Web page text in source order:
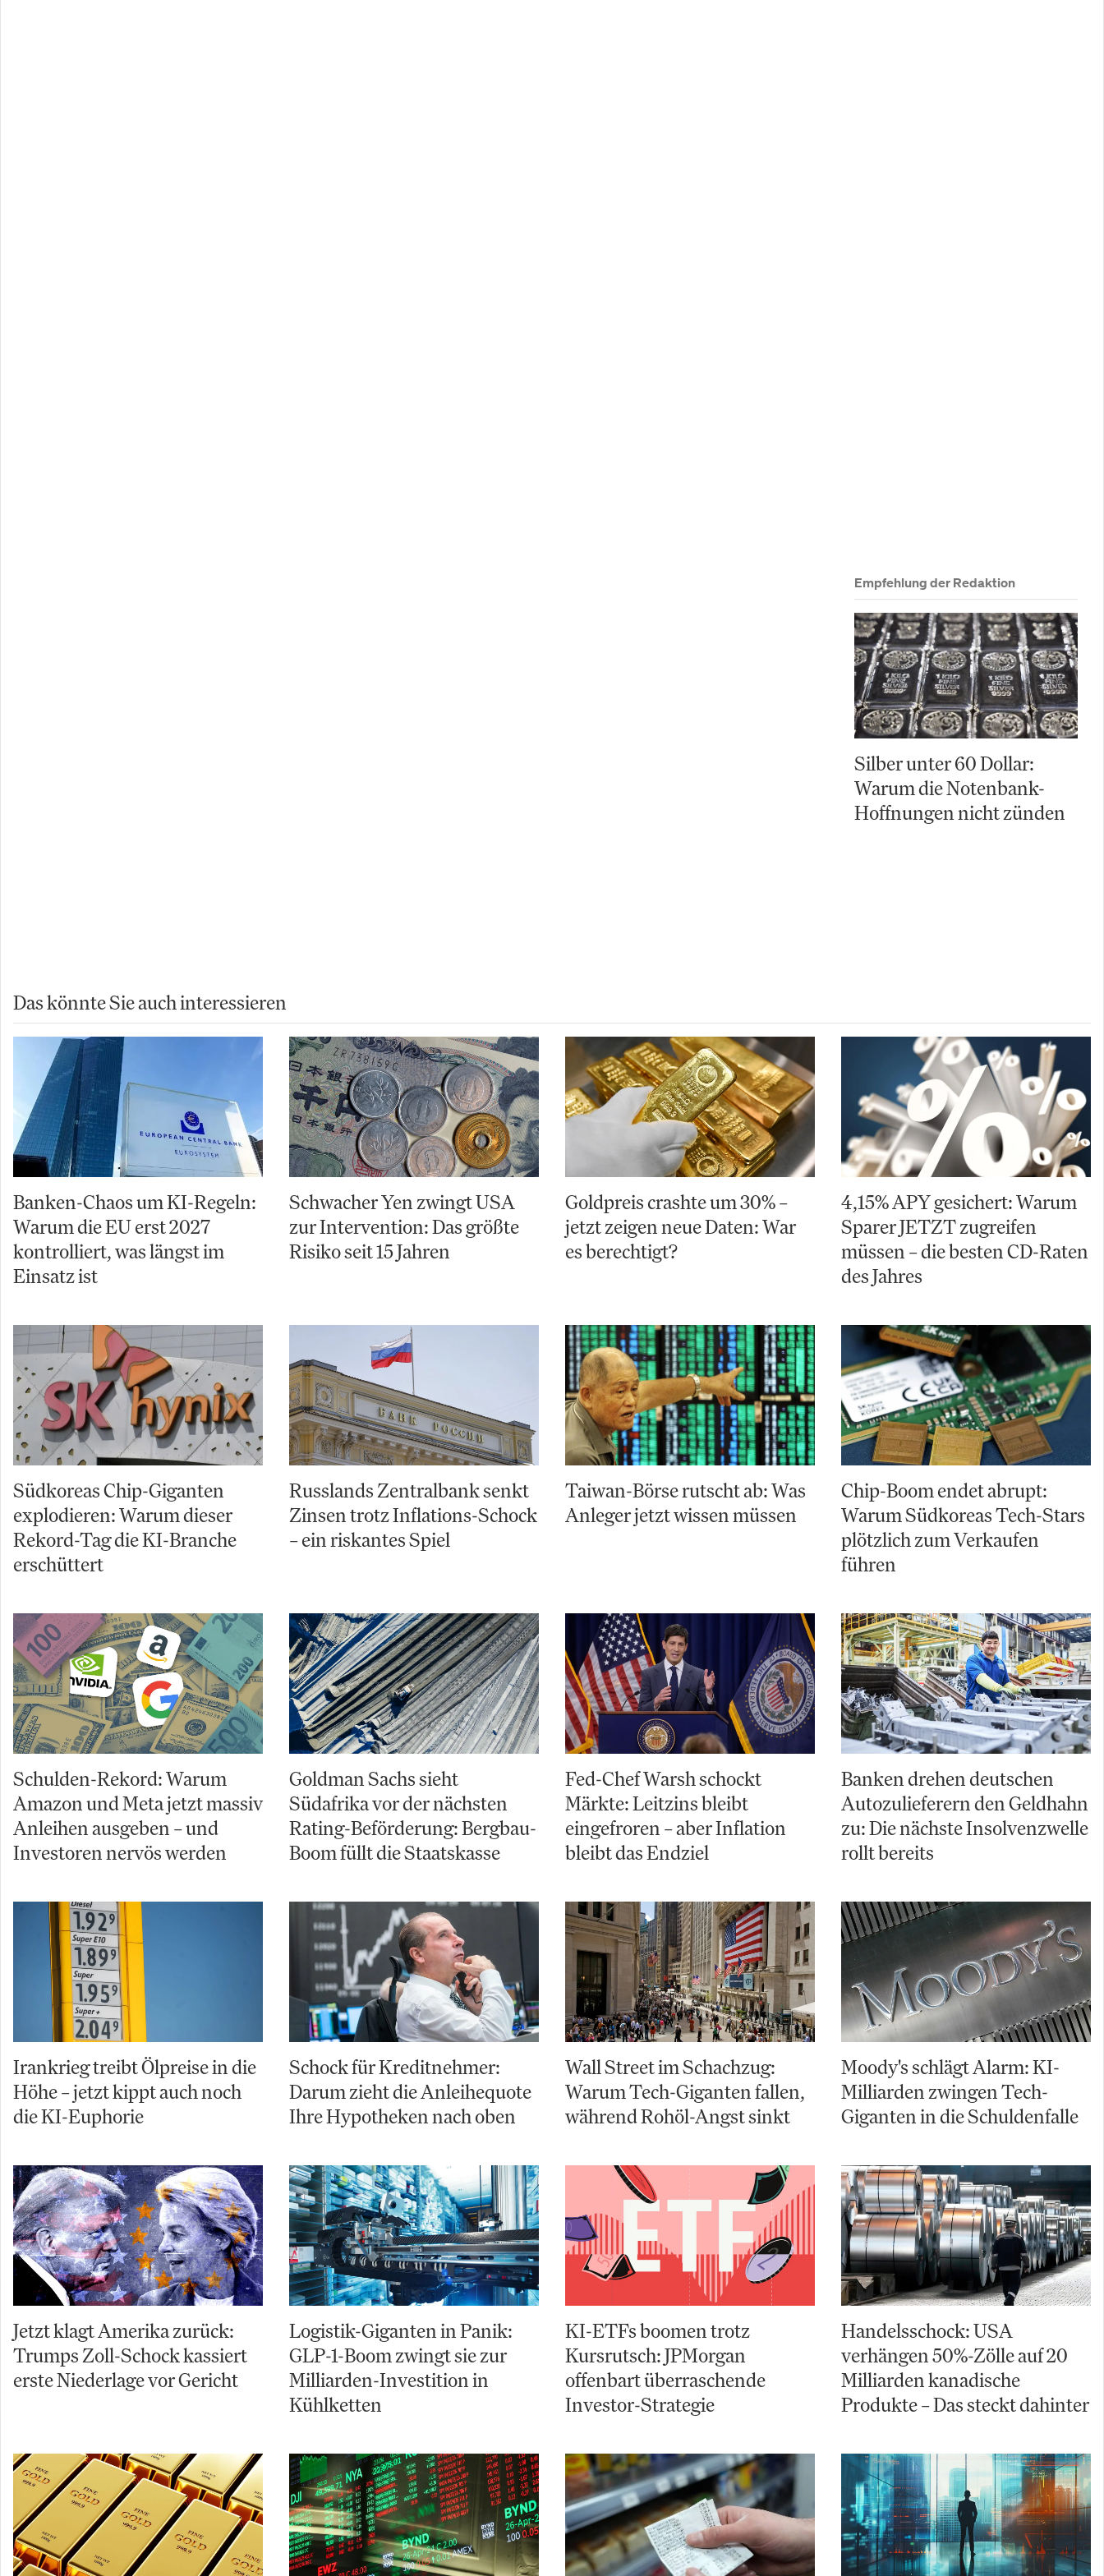
Empfehlung der Redaktion
Silber unter 60 Dollar:
Warum die Notenbank-
Hoffnungen nicht zünden
Das könnte Sie auch interessieren
Banken-Chaos um KI-Regeln:
Warum die EU erst 2027
kontrolliert, was längst im
Einsatz ist
Schwacher Yen zwingt USA
zur Intervention: Das größte
Risiko seit 15 Jahren
Goldpreis crashte um 30% –
jetzt zeigen neue Daten: War
es berechtigt?
4,15% APY gesichert: Warum
Sparer JETZT zugreifen
müssen – die besten CD-Raten
des Jahres
Südkoreas Chip-Giganten
explodieren: Warum dieser
Rekord-Tag die KI-Branche
erschüttert
Russlands Zentralbank senkt
Zinsen trotz Inflations-Schock
– ein riskantes Spiel
Taiwan-Börse rutscht ab: Was
Anleger jetzt wissen müssen
Chip-Boom endet abrupt:
Warum Südkoreas Tech-Stars
plötzlich zum Verkaufen
führen
Schulden-Rekord: Warum
Amazon und Meta jetzt massiv
Anleihen ausgeben – und
Investoren nervös werden
Goldman Sachs sieht
Südafrika vor der nächsten
Rating-Beförderung: Bergbau-
Boom füllt die Staatskasse
Fed-Chef Warsh schockt
Märkte: Leitzins bleibt
eingefroren – aber Inflation
bleibt das Endziel
Banken drehen deutschen
Autozulieferern den Geldhahn
zu: Die nächste Insolvenzwelle
rollt bereits
Irankrieg treibt Ölpreise in die
Höhe – jetzt kippt auch noch
die KI-Euphorie
Schock für Kreditnehmer:
Darum zieht die Anleihequote
Ihre Hypotheken nach oben
Wall Street im Schachzug:
Warum Tech-Giganten fallen,
während Rohöl-Angst sinkt
Moody's schlägt Alarm: KI-
Milliarden zwingen Tech-
Giganten in die Schuldenfalle
Jetzt klagt Amerika zurück:
Trumps Zoll-Schock kassiert
erste Niederlage vor Gericht
Logistik-Giganten in Panik:
GLP-1-Boom zwingt sie zur
Milliarden-Investition in
Kühlketten
KI-ETFs boomen trotz
Kursrutsch: JPMorgan
offenbart überraschende
Investor-Strategie
Handelsschock: USA
verhängen 50%-Zölle auf 20
Milliarden kanadische
Produkte – Das steckt dahinter